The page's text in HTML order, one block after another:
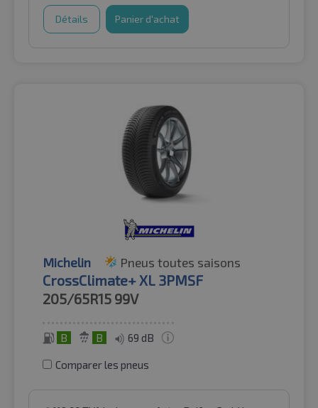
Détails Panier d'achat
Michelin Pneus toutes saisons
CrossClimate+ XL 3PMSF
205/65R15 99V
B B 69 dB
Comparer les pneus